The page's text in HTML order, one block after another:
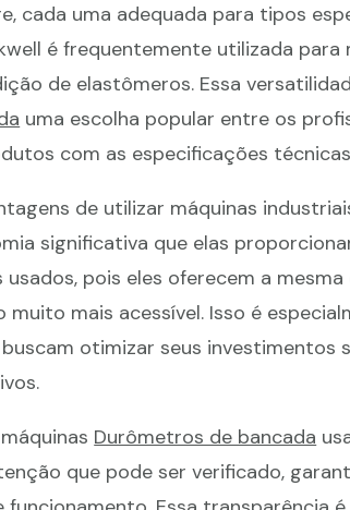
cada uma adequada para tipos
é frequentemente utilizada
de elastômeros. Essa
uma escolha popular entre os
com as especificações
de utilizar máquinas
significativa que elas
pois eles oferecem a
muito mais acessível. Isso é
otimizar seus investimentos
Durômetros de bancada
que pode ser verificado,